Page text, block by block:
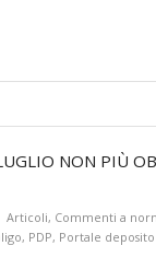
NON PIÙ
Articoli, Commenti a
, PDP, Portale